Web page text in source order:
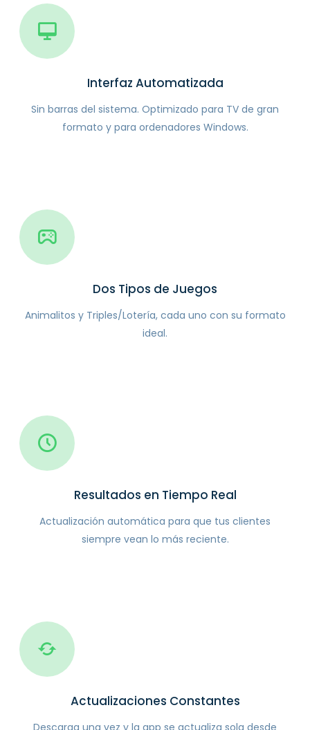
Interfaz Automatizada
Sin barras del sistema. Optimizado para TV de gran
formato y para ordenadores Windows.
Dos Tipos de Juegos
Animalitos y Triples/Lotería, cada uno con su formato
ideal.
Resultados en Tiempo Real
Actualización automática para que tus clientes
siempre vean lo más reciente.
Actualizaciones Constantes
Descarga una vez y la app se actualiza sola desde